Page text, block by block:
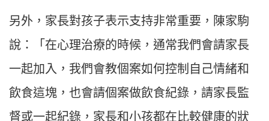
另外，家長對孩子表示支持非常重要，陳家駒
說：「在心理治療的時候，通常我們會請家長
一起加入，我們會教個案如何控制自己情緒和
飲食這塊，也會請個案做飲食紀錄，請家長監
督或一起紀錄，家長和小孩都在比較健康的狀